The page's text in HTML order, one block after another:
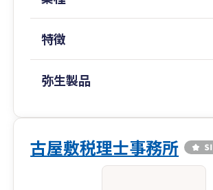
特徴
弥生製品
古屋敷税理士事務所